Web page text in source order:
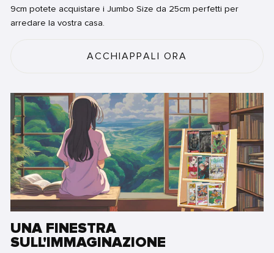
9cm potete acquistare i Jumbo Size da 25cm perfetti per
arredare la vostra casa.
ACCHIAPPALI ORA
UNA FINESTRA
SULL'IMMAGINAZIONE